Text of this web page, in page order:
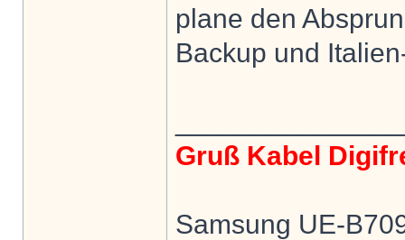
plane den
Backup und
Gruß Kabel
Samsung UE-